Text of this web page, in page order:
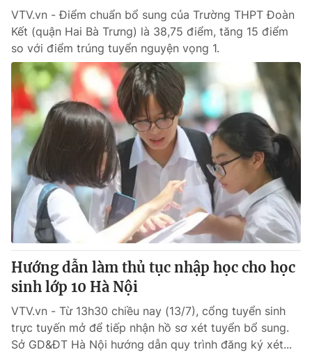
VTV.vn - Điểm chuẩn bổ sung của Trường THPT Đoàn
Kết (quận Hai Bà Trưng) là 38,75 điểm, tăng 15 điểm
so với điểm trúng tuyển nguyện vọng 1.
Hướng dẫn làm thủ tục nhập học cho học
sinh lớp 10 Hà Nội
VTV.vn - Từ 13h30 chiều nay (13/7), cổng tuyển sinh
trực tuyến mở để tiếp nhận hồ sơ xét tuyển bổ sung.
Sở GD&ĐT Hà Nội hướng dẫn quy trình đăng ký xét...